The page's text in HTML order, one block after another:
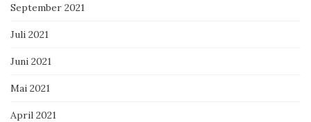
September 2021
Juli 2021
Juni 2021
Mai 2021
April 2021